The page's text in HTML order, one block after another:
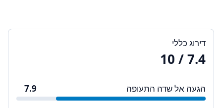
דירוג כללי
7.4
/ 10
הגעה אל שדה התעופה 7.9